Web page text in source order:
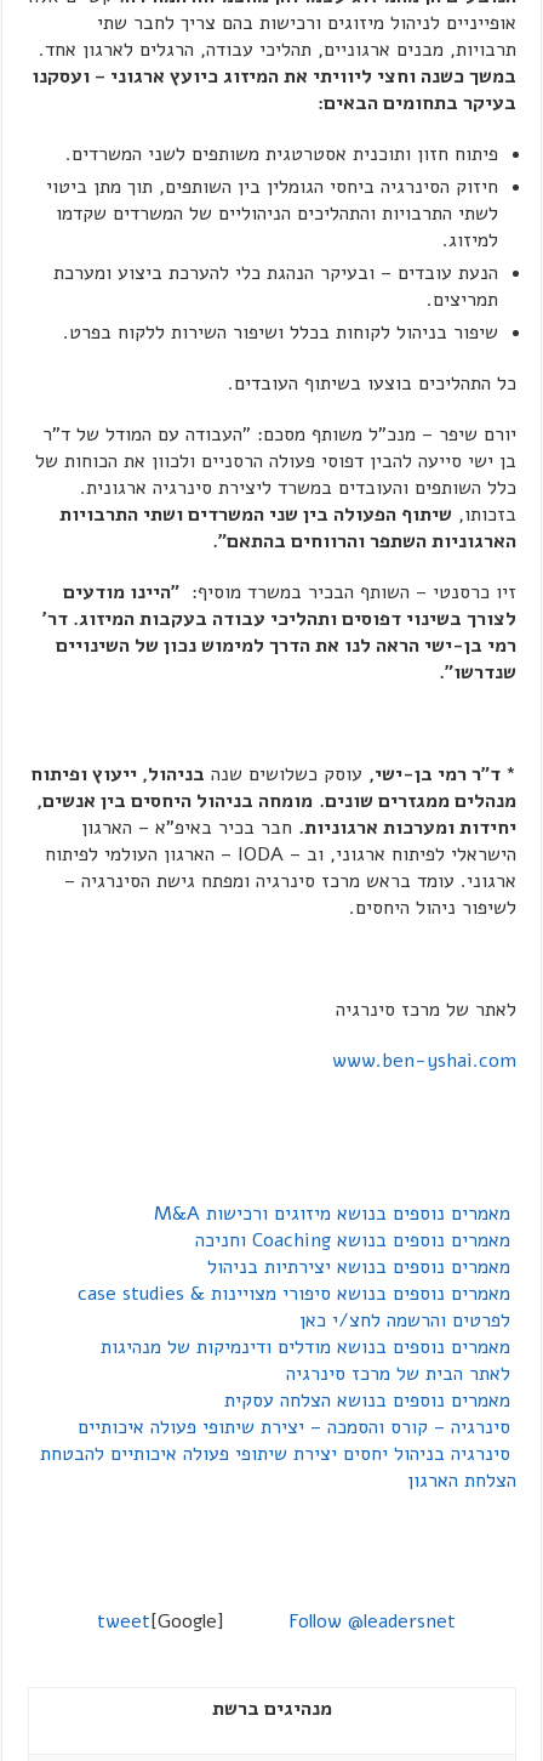
אופייניים לניהול מיזוגים ורכישות בהם צריך לחבר שתי
תרבויות, מבנים ארגוניים, תהליכי עבודה, הרגלים לארגון אחד.
במשך כשנה וחצי ליוויתי את המיזוג כיועץ ארגוני – ועסקנו
בעיקר בתחומים הבאים:
פיתוח חזון ותוכנית אסטרטגית משותפים לשני המשרדים.
חיזוק הסינרגיה ביחסי הגומלין בין השותפים, תוך מתן ביטוי
לשתי התרבויות והתהליכים הניהוליים של המשרדים שקדמו
למיזוג.
הנעת עובדים – ובעיקר הנהגת כלי להערכת ביצוע ומערכת
תמריצים.
שיפור בניהול לקוחות בכלל ושיפור השירות ללקוח בפרט.
כל התהליכים בוצעו בשיתוף העובדים.
יורם שיפר – מנכ"ל משותף מסכם: "העבודה עם המודל של ד"ר
בן ישי סייעה להבין דפוסי פעולה הרסניים ולכוון את הכוחות של
כלל השותפים והעובדים במשרד ליצירת סינרגיה ארגונית.
בזכותו, שיתוף הפעולה בין שני המשרדים ושתי התרבויות
הארגוניות השתפר והרווחים בהתאם".
זיו כרסנטי – השותף הבכיר במשרד מוסיף:"היינו מודעים
לצורך בשינוי דפוסים ותהליכי עבודה בעקבות המיזוג. דר'
רמי בן-ישי הראה לנו את הדרך למימוש נכון של השינויים
שנדרשו".
* ד"ר רמי בן-ישי, עוסק כשלושים שנה בניהול, ייעוץ ופיתוח
מנהלים ממגזרים שונים. מומחה בניהול היחסים בין אנשים,
יחידות ומערכות ארגוניות. חבר בכיר באיפ"א – הארגון
הישראלי לפיתוח ארגוני, וב – IODA – הארגון העולמי לפיתוח
ארגוני. עומד בראש מרכז סינרגיה ומפתח גישת הסינרגיה –
לשיפור ניהול היחסים.
לאתר של מרכז סינרגיה
www.ben-yshai.com
מאמרים נוספים בנושא מיזוגים ורכישות M&A
מאמרים נוספים בנושא Coaching וחניכה
מאמרים נוספים בנושא יצירתיות בניהול
מאמרים נוספים בנושא סיפורי מצויינות & case studies
לפרטים והרשמה לחצ/י כאן
מאמרים נוספים בנושא מודלים ודינמיקות של מנהיגות
לאתר הבית של מרכז סינרגיה
מאמרים נוספים בנושא הצלחה עסקית
סינרגיה – קורס והסמכה – יצירת שיתופי פעולה איכותיים
סינרגיה בניהול יחסים יצירת שיתופי פעולה איכותיים להבטחת
הצלחת הארגון
tweet[Google] Follow @leadersnet
מנהיגים ברשת